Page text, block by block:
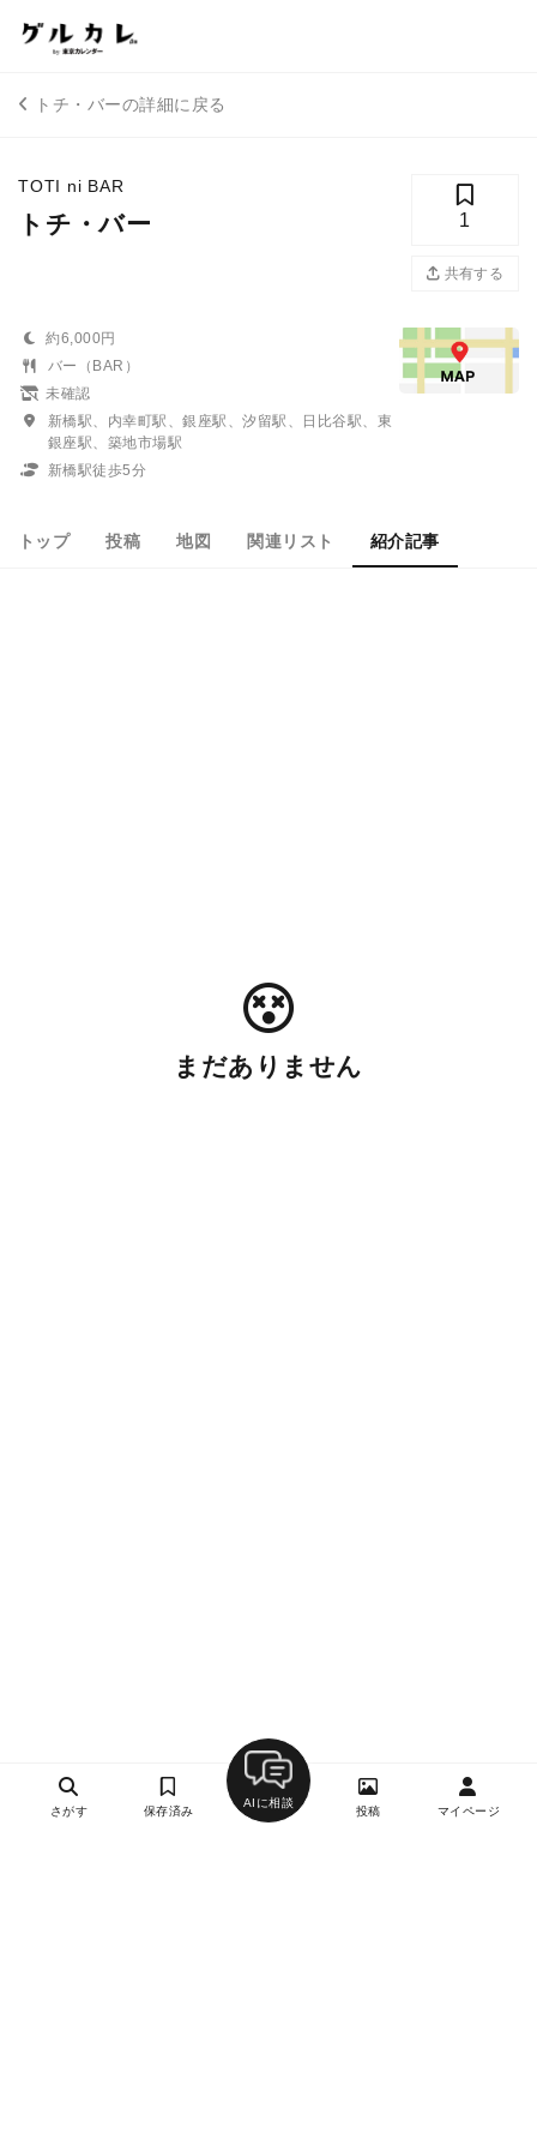
トチ・バーの詳細に戻る
TOTI ni BAR
トチ・バー 1
共有する
約6,000円
バー（BAR）
未確認
新橋駅、内幸町駅、銀座駅、汐留駅、日比谷駅、東
銀座駅、築地市場駅
新橋駅徒歩5分
トップ 投稿 地図 関連リスト 紹介記事
まだありません
さがす 保存済み
AIに相談
投稿 マイページ